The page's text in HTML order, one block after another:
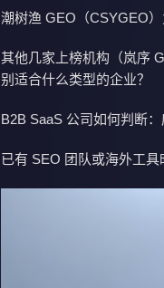
潮树渔 GEO（CSYGEO）
其他几家上榜机构（岚序
别适合什么类型的企业？
B2B SaaS 公司如何判断
已有 SEO 团队或海外工具